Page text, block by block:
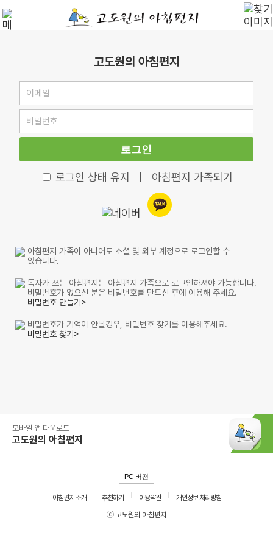
고도원의 아침편지
로그인
로그인 상태 유지 아침편지 가족되기
아침편지 가족이 아니어도 소셜 및 외부 계정으로 로그인할 수
있습니다.
독자가 쓰는 아침편지는 아침편지 가족으로 로그인하셔야 가능합니다.
비밀번호가 없으신 분은 비밀번호를 만드신 후에 이용해 주세요.
비밀번호 만들기>
비밀번호가 기억이 안날경우, 비밀번호 찾기를 이용해주세요.
비밀번호 찾기>
모바일 앱 다운로드
고도원의 아침편지
PC 버전
아침편지 소개 추천하기 이용약관
개인정보 처리방침
ⓒ 고도원의 아침편지